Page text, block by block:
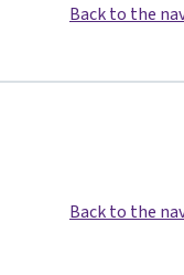
Back to the
Back to the